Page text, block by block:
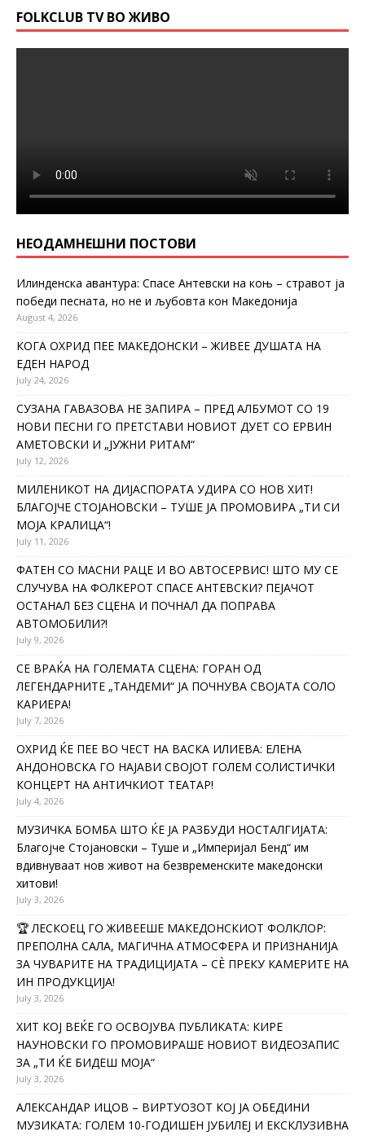
FOLKCLUB TV ВО ЖИВО
НЕОДАМНЕШНИ ПОСТОВИ
Илинденска авантура: Спасе Антевски на коњ – стравот ја
победи песната, но не и љубовта кон Македонија
August 4, 2026
КОГА ОХРИД ПЕЕ МАКЕДОНСКИ – ЖИВЕЕ ДУШАТА НА
ЕДЕН НАРОД
July 24, 2026
СУЗАНА ГАВАЗОВА НЕ ЗАПИРА – ПРЕД АЛБУМОТ СО 19
НОВИ ПЕСНИ ГО ПРЕТСТАВИ НОВИОТ ДУЕТ СО ЕРВИН
АМЕТОВСКИ И „ЈУЖНИ РИТАМ“
July 12, 2026
МИЛЕНИКОТ НА ДИЈАСПОРАТА УДИРА СО НОВ ХИТ!
БЛАГОЈЧЕ СТОЈАНОВСКИ – ТУШЕ ЈА ПРОМОВИРА „ТИ СИ
МОЈА КРАЛИЦА“!
July 11, 2026
ФАТЕН СО МАСНИ РАЦЕ И ВО АВТОСЕРВИС! ШТО МУ СЕ
СЛУЧУВА НА ФОЛКЕРОТ СПАСЕ АНТЕВСКИ? ПЕЈАЧОТ
ОСТАНАЛ БЕЗ СЦЕНА И ПОЧНАЛ ДА ПОПРАВА
АВТОМОБИЛИ?!
July 9, 2026
СЕ ВРАЌА НА ГОЛЕМАТА СЦЕНА: ГОРАН ОД
ЛЕГЕНДАРНИТЕ „ТАНДЕМИ“ ЈА ПОЧНУВА СВОЈАТА СОЛО
КАРИЕРА!
July 7, 2026
ОХРИД ЌЕ ПЕЕ ВО ЧЕСТ НА ВАСКА ИЛИЕВА: ЕЛЕНА
АНДОНОВСКА ГО НАЈАВИ СВОЈОТ ГОЛЕМ СОЛИСТИЧКИ
КОНЦЕРТ НА АНТИЧКИОТ ТЕАТАР!
July 4, 2026
МУЗИЧКА БОМБА ШТО ЌЕ ЈА РАЗБУДИ НОСТАЛГИЈАТА:
Благојче Стојановски – Туше и „Империјал Бенд“ им
вдивнуваат нов живот на безвременските македонски
хитови!
July 3, 2026
🏆 ЛЕСКОЕЦ ГО ЖИВЕЕШЕ МАКЕДОНСКИОТ ФОЛКЛОР:
ПРЕПОЛНА САЛА, МАГИЧНА АТМОСФЕРА И ПРИЗНАНИЈА
ЗА ЧУВАРИТЕ НА ТРАДИЦИЈАТА – СÈ ПРЕКУ КАМЕРИТЕ НА
ИН ПРОДУКЦИЈА!
July 3, 2026
ХИТ КОЈ ВЕЌЕ ГО ОСВОЈУВА ПУБЛИКАТА: КИРЕ
НАУНОВСКИ ГО ПРОМОВИРАШЕ НОВИОТ ВИДЕОЗАПИС
ЗА „ТИ ЌЕ БИДЕШ МОЈА“
July 3, 2026
АЛЕКСАНДАР ИЦОВ – ВИРТУОЗОТ КОЈ ЈА ОБЕДИНИ
МУЗИКАТА: ГОЛЕМ 10-ГОДИШЕН ЈУБИЛЕЈ И ЕКСКЛУЗИВНА